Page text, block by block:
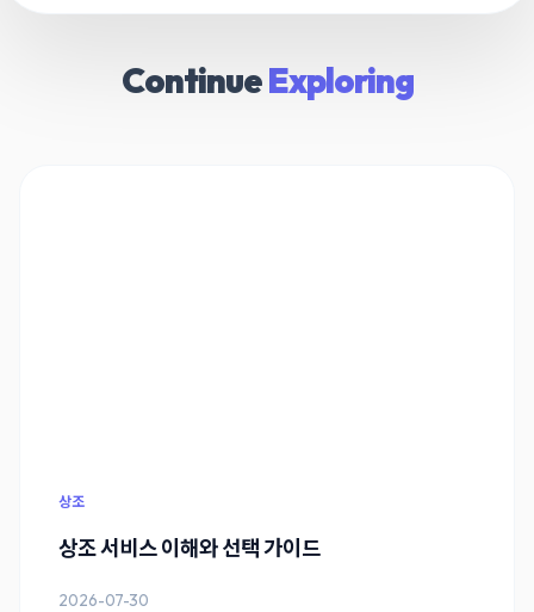
ContinueExploring
상조
상조 서비스 이해와 선택 가이드
2026-07-30